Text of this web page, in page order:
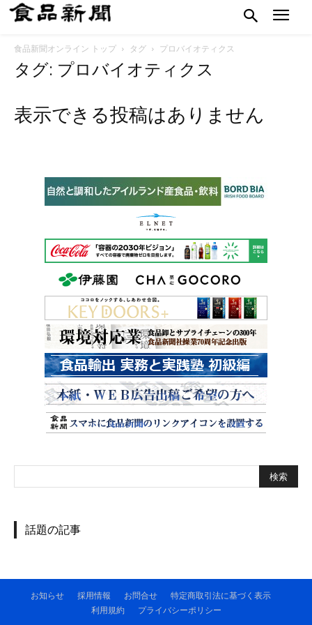
食品新聞オンライン トップ タグ プロバイオティクス
タグ: プロバイオティクス
表示できる投稿はありません
話題の記事
お知らせ 採用情報 お問合せ
特定商取引法に基づく表示
利用規約
プライバシーポリシー